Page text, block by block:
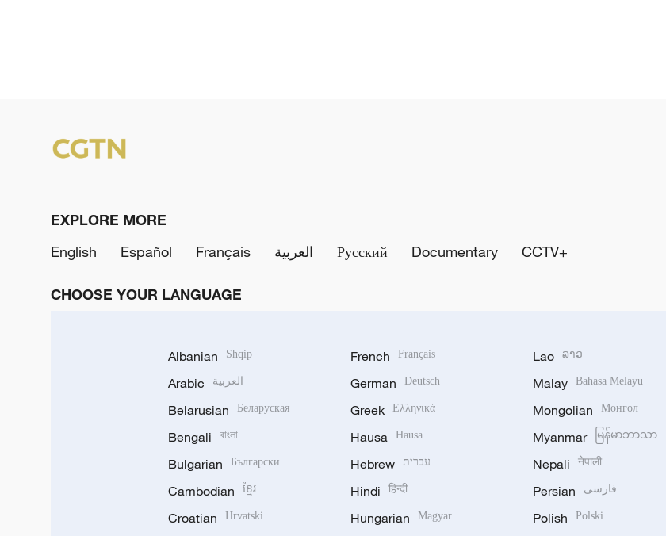
EXPLORE MORE
English
Español Français العربية Русский Documentary CCTV+
CHOOSE YOUR LANGUAGE
Albanian Shqip
Arabic العربية
Belarusian Беларуская
Bengali বাংলা
Bulgarian Български
Cambodian ខ្មែរ
Croatian Hrvatski
French Français
German Deutsch
Greek Ελληνικά
Hausa Hausa
Hebrew עברית
Hindi हिन्दी
Hungarian Magyar
Lao ລາວ
Malay Bahasa Melayu
Mongolian Монгол
Myanmar မြန်မာဘာသာ
Nepali नेपाली
Persian فارسی
Polish Polski